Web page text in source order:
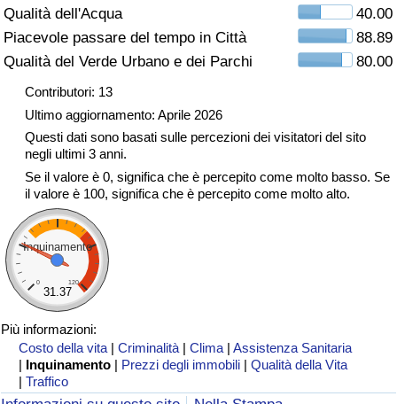
Qualità dell'Acqua
40.00
Piacevole passare del tempo in Città
88.89
Qualità del Verde Urbano e dei Parchi
80.00
Contributori: 13
Ultimo aggiornamento: Aprile 2026
Questi dati sono basati sulle percezioni dei visitatori del sito
negli ultimi 3 anni.
Se il valore è 0, significa che è percepito come molto basso. Se
il valore è 100, significa che è percepito come molto alto.
Inquinamento
0 120
31.37
Più informazioni:
Costo della vita |Criminalità |Clima |Assistenza Sanitaria
| Inquinamento | Prezzi degli immobili |Qualità della Vita
|Traffico
Traffico
Indice del Traffico
Indice del traffico (Corrente)
Indice del traffico per Nazione